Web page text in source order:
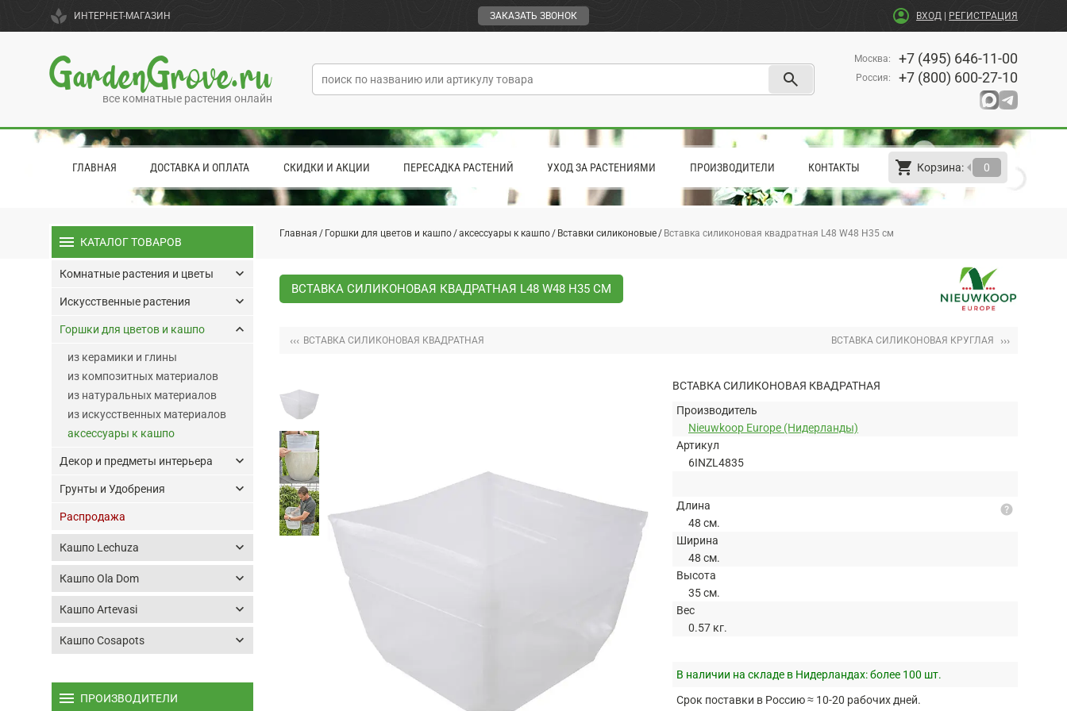
spa ИНТЕРНЕТ-МАГАЗИН ЗАКАЗАТЬ ЗВОНОК account_circle ВХОД РЕГИСТРАЦИЯ
GardenGrove.ru
все комнатные растения онлайн
search
Москва: +7 (495) 646-11-00
Россия: +7 (800) 600-27-10
ГЛАВНАЯ ДОСТАВКА И ОПЛАТА СКИДКИ И АКЦИИ ПЕРЕСАДКА РАСТЕНИЙ УХОД ЗА РАСТЕНИЯМИ ПРОИЗВОДИТЕЛИ КОНТАКТЫ shopping_cart Корзина: 0
arrow_left
Главная Горшки для цветов и кашпо аксессуары к кашпо Вставки силиконовые Вставка силиконовая квадратная L48 W48 H35 см
ВСТАВКА СИЛИКОНОВАЯ КВАДРАТНАЯ L48 W48 H35 СМ
‹‹‹ ВСТАВКА СИЛИКОНОВАЯ КВАДРАТНАЯ ВСТАВКА СИЛИКОНОВАЯ КРУГЛАЯ ›››
ВСТАВКА СИЛИКОНОВАЯ КВАДРАТНАЯ
Производитель
Nieuwkoop Europe (Нидерланды)
Артикул
6INZL4835
Длина
48 см.
Ширина
48 см.
Высота
35 см.
Вес
0.57 кг.
help
В наличии на складе в Нидерландах:более 100 шт.
Срок поставки в Россию ≈ 10-20 рабочих дней.
menu КАТАЛОГ ТОВАРОВ
Комнатные растения и цветы keyboard_arrow_down
Искусственные растения keyboard_arrow_down
Горшки для цветов и кашпо keyboard_arrow_up
из керамики и глины
из композитных материалов
из натуральных материалов
из искусственных материалов
аксессуары к кашпо
Декор и предметы интерьера keyboard_arrow_down
Грунты и Удобрения keyboard_arrow_down
Распродажа
Кашпо Lechuza keyboard_arrow_down
Кашпо Ola Dom keyboard_arrow_down
Кашпо Artevasi keyboard_arrow_down
Кашпо Cosapots keyboard_arrow_down
menu ПРОИЗВОДИТЕЛИ